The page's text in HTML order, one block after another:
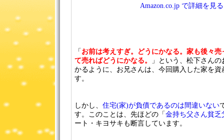
Amazon.co.jp で詳細を見る
「 お前は考えすぎ。どうにかなる。家も後々
て売ればどうにかなる。
」という、松下さん
かるように、お兄さんは、今回購入した家を
す。
しかし、 住宅(家)が負債であるのは間違いない
す。このことは、先ほどの「 金持ち父さん貧乏
ート・キヨサキも断言しています。